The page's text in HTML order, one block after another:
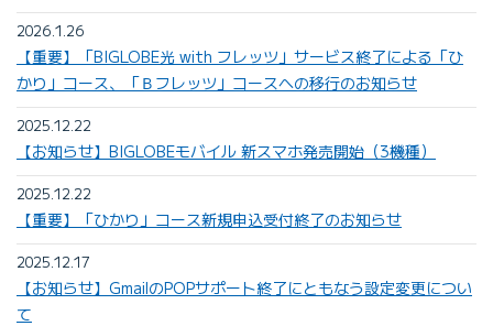
2026.1.26
【重要】「BIGLOBE光 with フレッツ」サービス終了による「ひ
かり」コース、「Ｂフレッツ」コースへの移行のお知らせ
2025.12.22
【お知らせ】BIGLOBEモバイル 新スマホ発売開始（3機種）
2025.12.22
【重要】「ひかり」コース新規申込受付終了のお知らせ
2025.12.17
【お知らせ】GmailのPOPサポート終了にともなう設定変更につい
て